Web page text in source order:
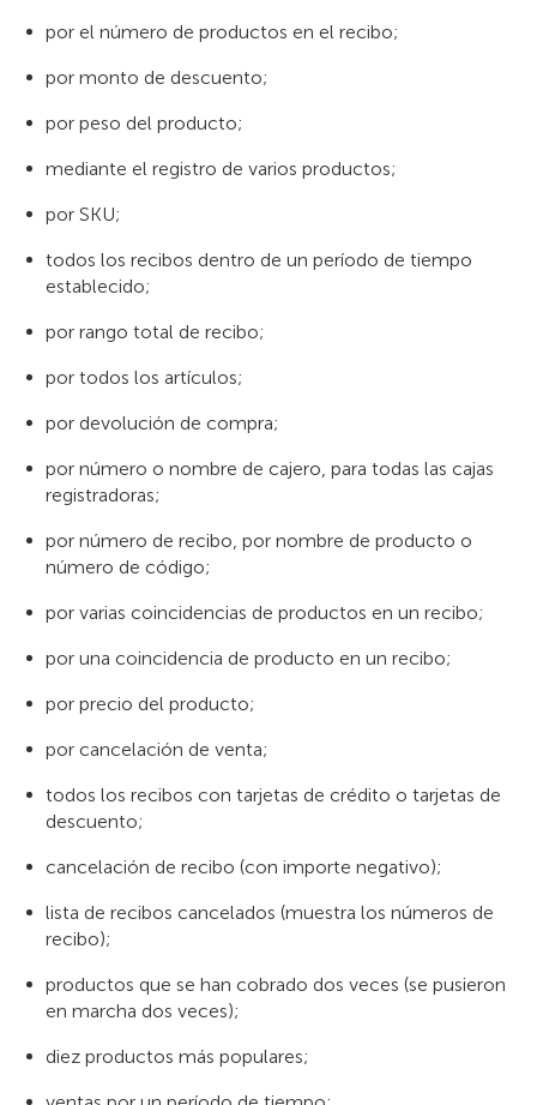
por el número de productos en el recibo;
por monto de descuento;
por peso del producto;
mediante el registro de varios productos;
por SKU;
todos los recibos dentro de un período de tiempo
establecido;
por rango total de recibo;
por todos los artículos;
por devolución de compra;
por número o nombre de cajero, para todas las cajas
registradoras;
por número de recibo, por nombre de producto o
número de código;
por varias coincidencias de productos en un recibo;
por una coincidencia de producto en un recibo;
por precio del producto;
por cancelación de venta;
todos los recibos con tarjetas de crédito o tarjetas de
descuento;
cancelación de recibo (con importe negativo);
lista de recibos cancelados (muestra los números de
recibo);
productos que se han cobrado dos veces (se pusieron
en marcha dos veces);
diez productos más populares;